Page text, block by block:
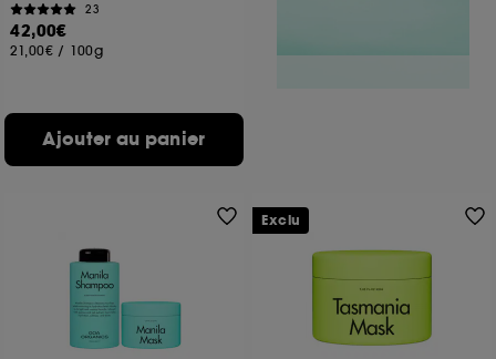
23
42,00€
21,00€ / 100g
Ajouter au panier
Exclu